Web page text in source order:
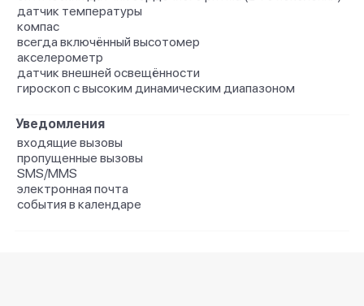
датчик температуры
компас
всегда включённый высотомер
акселерометр
датчик внешней освещённости
гироскоп с высоким динамическим диапазоном
Уведомления
входящие вызовы
пропущенные вызовы
SMS/MMS
электронная почта
события в календаре